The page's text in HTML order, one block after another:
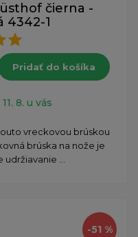
čierna -
4342-1
Pridať do košíka
8. u vás
vreckovou brúskou
brúska na nože je
...
-51 %